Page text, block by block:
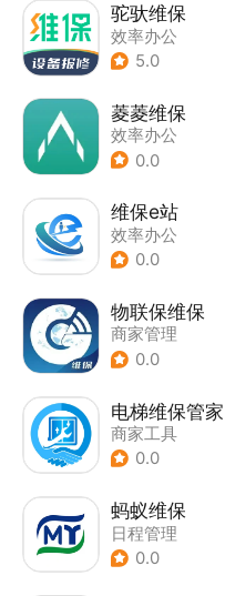
驼驮维保
效率办公
5.0
菱菱维保
效率办公
0.0
维保e站
效率办公
0.0
物联保维保
商家管理
0.0
电梯维保管家
商家工具
0.0
蚂蚁维保
日程管理
0.0